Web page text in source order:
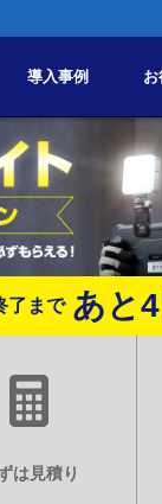
導入事例
了まで あと4
は見積り